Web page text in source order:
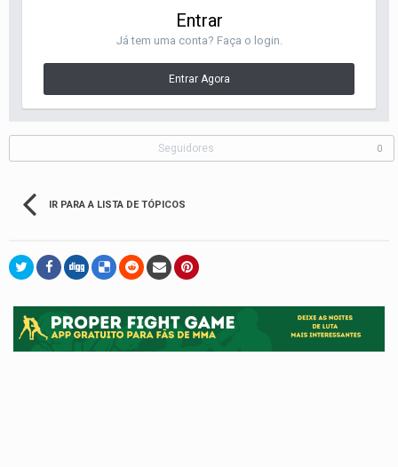
Entrar
Já tem uma conta? Faça o login.
Entrar Agora
Seguidores 0
IR PARA A LISTA DE TÓPICOS